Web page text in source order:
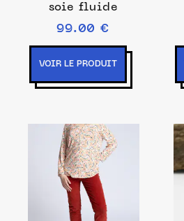
soie fluide
99.00 €
VOIR LE PRODUIT